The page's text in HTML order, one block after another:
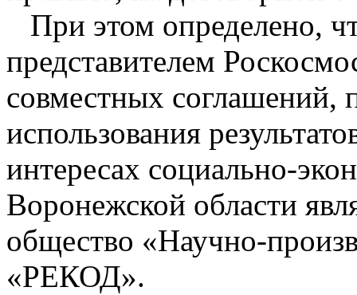
При этом определено,
представителем
совместных соглашений,
использования
интересах социально-
Воронежской области
общество «Научно-
«РЕКОД».